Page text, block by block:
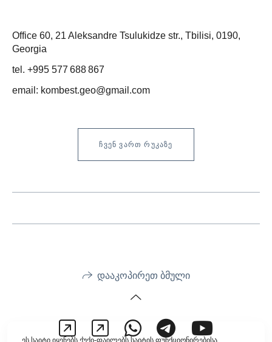
Office 60, 21 Aleksandre Tsulukidze str., Tbilisi, 0190,
Georgia
tel. +995 577 688 867
email: kombest.geo@gmail.com
ᲩᲕᲔᲜ ᲕᲐᲠᲗ ᲠᲣᲙᲐᲖᲔ
დააკოპირეთ ბმული
ეს საიტი იყენებს ქუქი-ფაილებს საიტის ფუნქციონირებისა